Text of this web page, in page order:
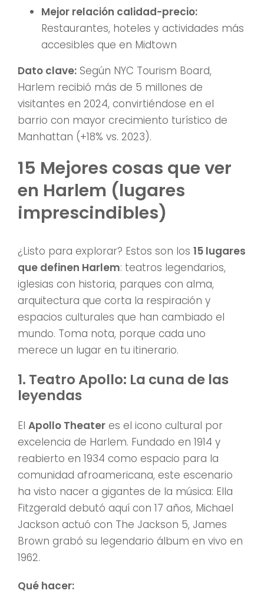
Mejor relación calidad-precio:
Restaurantes, hoteles y actividades más
accesibles que en Midtown
Dato clave: Según NYC Tourism Board,
Harlem recibió más de 5 millones de
visitantes en 2024, convirtiéndose en el
barrio con mayor crecimiento turístico de
Manhattan (+18% vs. 2023).
15 Mejores cosas que ver
en Harlem (lugares
imprescindibles)
¿Listo para explorar? Estos son los 15 lugares
que definen Harlem: teatros legendarios,
iglesias con historia, parques con alma,
arquitectura que corta la respiración y
espacios culturales que han cambiado el
mundo. Toma nota, porque cada uno
merece un lugar en tu itinerario.
1. Teatro Apollo: La cuna de las
leyendas
El Apollo Theater es el icono cultural por
excelencia de Harlem. Fundado en 1914 y
reabierto en 1934 como espacio para la
comunidad afroamericana, este escenario
ha visto nacer a gigantes de la música: Ella
Fitzgerald debutó aquí con 17 años, Michael
Jackson actuó con The Jackson 5, James
Brown grabó su legendario álbum en vivo en
1962.
Qué hacer: